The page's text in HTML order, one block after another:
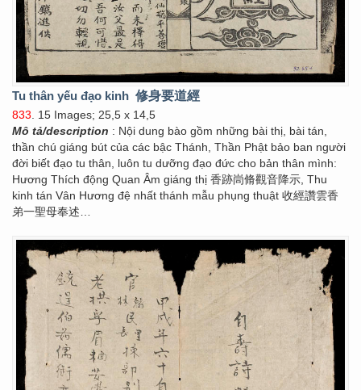
Tu thân yếu đạo kinh 修身要道經
833 . 15 Images; 25,5 x 14,5
Mô tả/description : Nội dung bào gồm những bài thị, bài tán,
thần chú giáng bút của các bậc Thánh, Thần Phật bảo ban người
đời biết đạo tu thân, luôn tu dưỡng đạo đức cho bản thân mình:
Hương Thích động Quan Âm giáng thị 香跡峝脩觀音降示, Thu
kinh tán Vân Hương đệ nhất thánh mẫu phụng thuật 收經讚雲香
弟一聖母奉述…